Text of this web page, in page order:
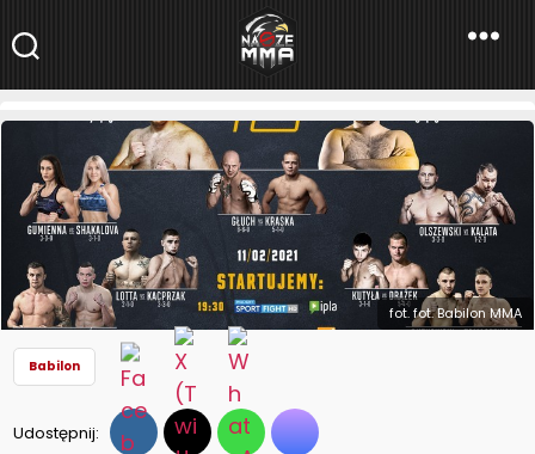
NaszeMMA
NaszeMMA.pl»Aktualności»Polskie MMA»Babilon»Babilon MMA
fot. fot. Babilon MMA
Babilon
Udostępnij: